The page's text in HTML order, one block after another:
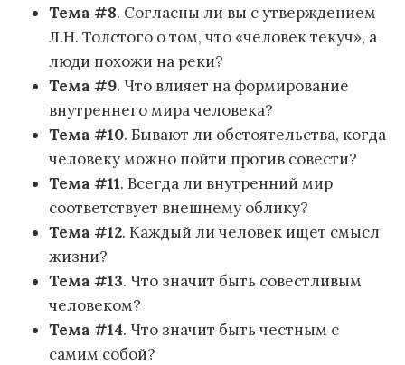
Тема #8. Согласны ли вы с утверждением
Л.Н. Толстого о том, что «человек текуч», а
люди похожи на реки?
Тема #9. Что влияет на формирование
внутреннего мира человека?
Тема #10. Бывают ли обстоятельства, когда
человеку можно пойти против совести?
Тема #11. Всегда ли внутренний мир
соответствует внешнему облику?
Тема #12. Каждый ли человек ищет смысл
жизни?
Тема #13. Что значит быть совестливым
человеком?
Тема #14. Что значит быть честным с
самим собой?